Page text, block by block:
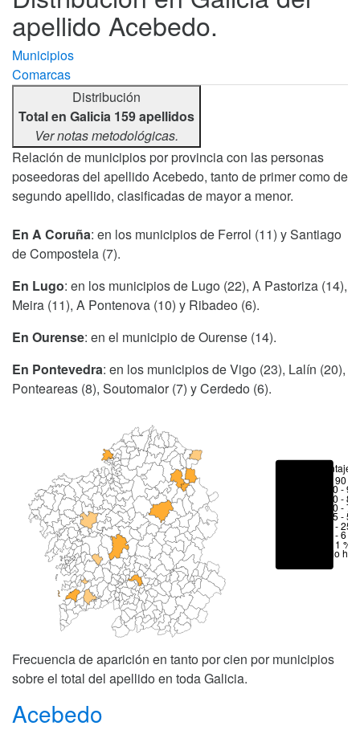
apellido Acebedo.
Municipios
Comarcas
Distribución
Total en Galicia 159 apellidos
Ver notas metodológicas.
Relación de municipios por provincia con las personas
poseedoras del apellido Acebedo, tanto de primer como de
segundo apellido, clasificadas de mayor a menor.
En A Coruña: en los municipios de Ferrol (11) y Santiago
de Compostela (7).
En Lugo: en los municipios de Lugo (22), A Pastoriza (14),
Meira (11), A Pontenova (10) y Ribadeo (6).
En Ourense: en el municipio de Ourense (14).
En Pontevedra: en los municipios de Vigo (23), Lalín (20),
Ponteareas (8), Soutomaior (7) y Cerdedo (6).
Porcentajes
> 90 %
80 -
70 -
50 -
25 -
6 - 25
1 - 6 %
< 1 %
No hay
Frecuencia de aparición en tanto por cien por municipios
sobre el total del apellido en toda Galicia.
Acebedo